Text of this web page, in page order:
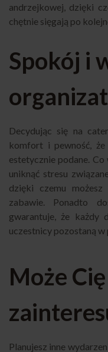
andrzejkowej, dzięki
chętnie sięgają po
Spokój i
Decydując się na
komfort i pewność, że
estetycznie podane.
uniknąć stresu
dzięki czemu
zabawie. Ponadto
gwarantuje, że każdy
uczestnicy pozostaną w
Może
Planujesz inne